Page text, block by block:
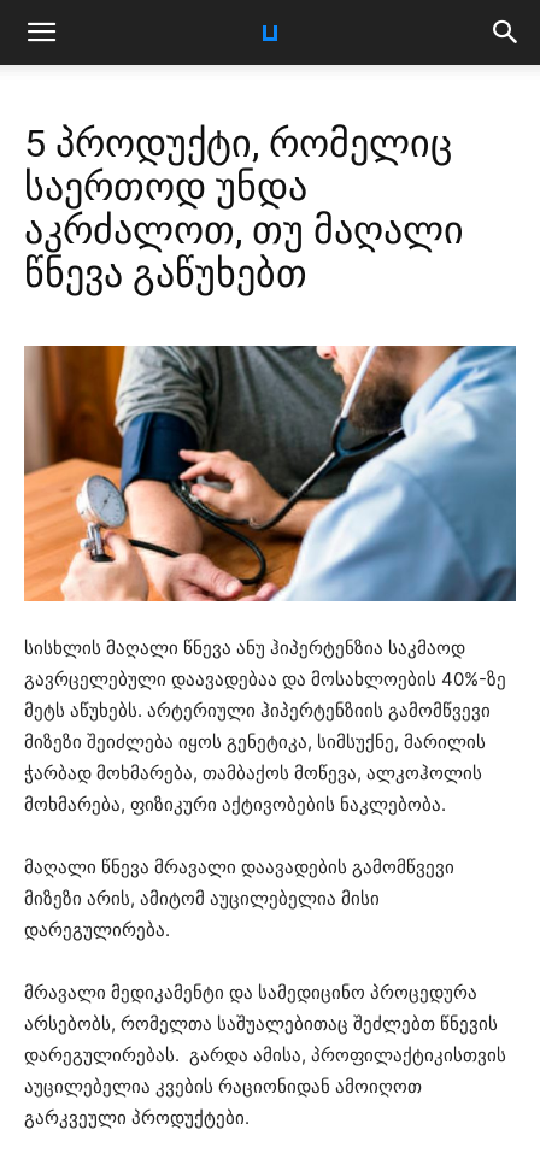
5 პროდუქტი, რომელიც
საერთოდ უნდა
აკრძალოთ, თუ მაღალი
წნევა გაწუხებთ
სისხლის მაღალი წნევა ანუ ჰიპერტენზია საკმაოდ
გავრცელებული დაავადებაა და მოსახლოების 40%-ზე
მეტს აწუხებს. არტერიული ჰიპერტენზიის გამომწვევი
მიზეზი შეიძლება იყოს გენეტიკა, სიმსუქნე, მარილის
ჭარბად მოხმარება, თამბაქოს მოწევა, ალკოჰოლის
მოხმარება, ფიზიკური აქტივობების ნაკლებობა.
მაღალი წნევა მრავალი დაავადების გამომწვევი
მიზეზი არის, ამიტომ აუცილებელია მისი
დარეგულირება.
მრავალი მედიკამენტი და სამედიცინო პროცედურა
არსებობს, რომელთა საშუალებითაც შეძლებთ წნევის
დარეგულირებას. გარდა ამისა, პროფილაქტიკისთვის
აუცილებელია კვების რაციონიდან ამოიღოთ
გარკვეული პროდუქტები.